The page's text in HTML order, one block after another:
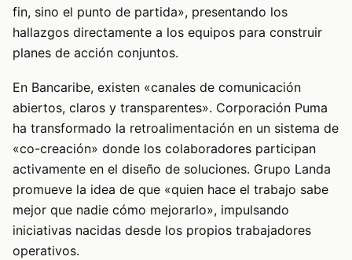
fin, sino el punto de partida», presentando los
hallazgos directamente a los equipos para construir
planes de acción conjuntos.
En Bancaribe, existen «canales de comunicación
abiertos, claros y transparentes». Corporación Puma
ha transformado la retroalimentación en un sistema de
«co-creación» donde los colaboradores participan
activamente en el diseño de soluciones. Grupo Landa
promueve la idea de que «quien hace el trabajo sabe
mejor que nadie cómo mejorarlo», impulsando
iniciativas nacidas desde los propios trabajadores
operativos.